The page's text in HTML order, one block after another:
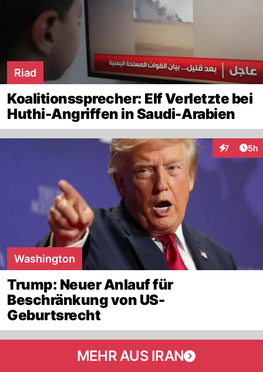
Riad
Koalitionssprecher: Elf Verletzte bei
Huthi-Angriffen in Saudi-Arabien
7 5h
Washington
Trump: Neuer Anlauf für
Beschränkung von US-
Geburtsrecht
MEHR AUS IRAN